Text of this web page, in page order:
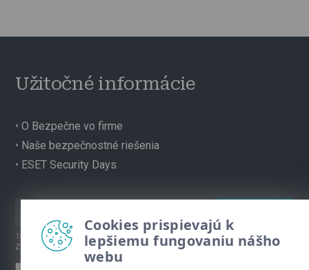
Užitočné informácie
•O Bezpečne vo firme
• Naše bezpečnostné riešenia
• ESET Security Days
Túto stránku chráni reCAPTCHA, platiaPravidlá ochrany súkromiaa
Zmluvné podmienkyspoločnosti Google.
Cookies prispievajú k
lepšiemu fungovaniu nášho
webu